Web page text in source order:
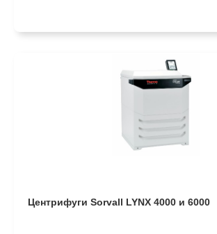
Центрифуги Sorvall LYNX 4000 и 6000